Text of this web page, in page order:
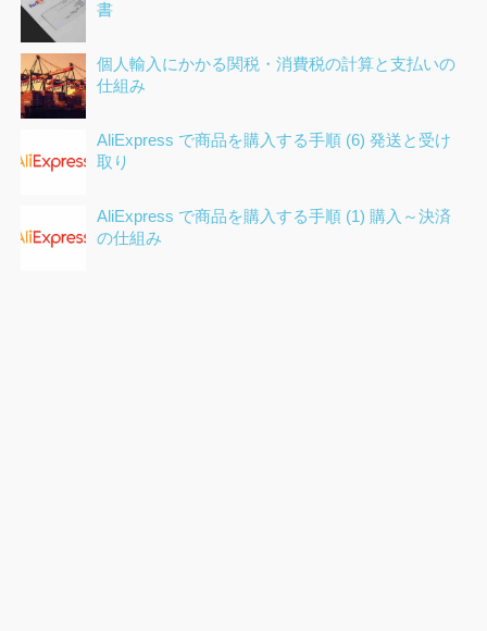
書
個人輸入にかかる関税・消費税の計算と支払いの
仕組み
AliExpress で商品を購入する手順 (6) 発送と受け
取り
AliExpress で商品を購入する手順 (1) 購入～決済
の仕組み